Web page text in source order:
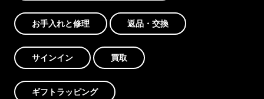
お手入れと修理 返品・交換
サインイン 買取
ギフトラッピング